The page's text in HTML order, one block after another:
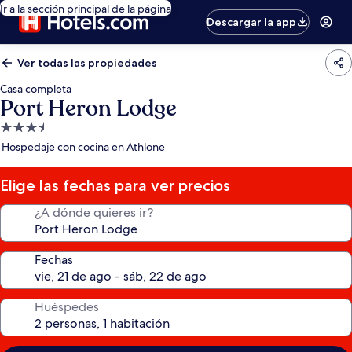
Ir a la sección principal de la página
Descargar la app
Ver todas las propiedades
Casa completa
Port Heron Lodge
Propiedad
de
estrellas
Hospedaje con cocina en Athlone
Elige las fechas para ver precios
¿A dónde quieres ir?
Fechas
Huéspedes